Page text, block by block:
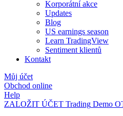
Korporátní akce
Updates
Blog
US earnings season
Learn TradingView
Sentiment klientů
Kontakt
Můj účet
Obchod online
Help
ZALOŽIT ÚČET Trading Demo